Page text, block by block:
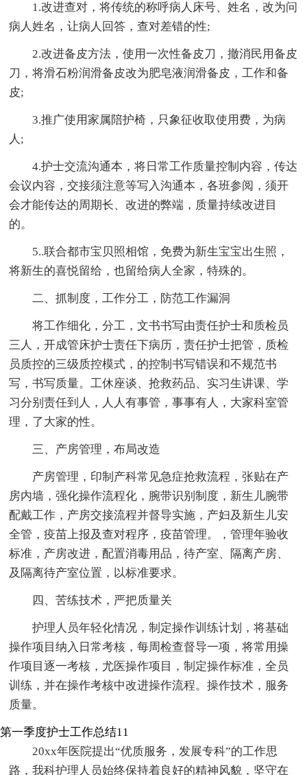
1.改进查对，将传统的称呼病人床号、姓名，改为问
病人姓名，让病人回答，查对差错的性;
2.改进备皮方法，使用一次性备皮刀，撤消民用备皮
刀，将滑石粉润滑备皮改为肥皂液润滑备皮，工作和备
皮;
3.推广使用家属陪护椅，只象征收取使用费，为病
人;
4.护士交流沟通本，将日常工作质量控制内容，传达
会议内容，交接须注意等写入沟通本，各班参阅，须开
会才能传达的周期长、改进的弊端，质量持续改进目
的。
5..联合都市宝贝照相馆，免费为新生宝宝出生照，
将新生的喜悦留给，也留给病人全家，特殊的。
二、抓制度，工作分工，防范工作漏洞
将工作细化，分工，文书书写由责任护士和质检员
三人，开成管床护士责任下病历，责任护士把管，质检
员质控的三级质控模式，的控制书写错误和不规范书
写，书写质量。工休座谈、抢救药品、实习生讲课、学
习分别责任到人，人人有事管，事事有人，大家科室管
理，了大家的性。
三、产房管理，布局改造
产房管理，印制产科常见急症抢救流程，张贴在产
房内墙，强化操作流程化，腕带识别制度，新生儿腕带
配戴工作，产房交接流程并督导实施，产妇及新生儿安
全管，疫苗上报及查对程序，疫苗管理。，管理年验收
标准，产房改进，配置消毒用品，待产室、隔离产房、
及隔离待产室位置，以标准要求。
四、苦练技术，严把质量关
护理人员年轻化情况，制定操作训练计划，将基础
操作项目纳入日常考核，每周检查督导一项，将常用操
作项目逐一考核，尤医操作项目，制定操作标准，全员
训练，并在操作考核中改进操作流程。操作技术，服务
质量。
第一季度护士工作总结11
20xx年医院提出“优质服务，发展专科”的工作思
路，我科护理人员始终保持着良好的精神风貌，坚守在